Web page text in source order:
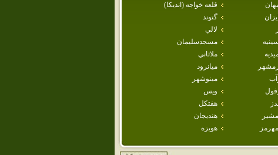
قلعه خواجه (انديكا)
گتوند
لالي
مسجدسليمان
ملاثاني
ميانرود
مينوشهر
ويس
هفتكل
هنديجان
هويزه